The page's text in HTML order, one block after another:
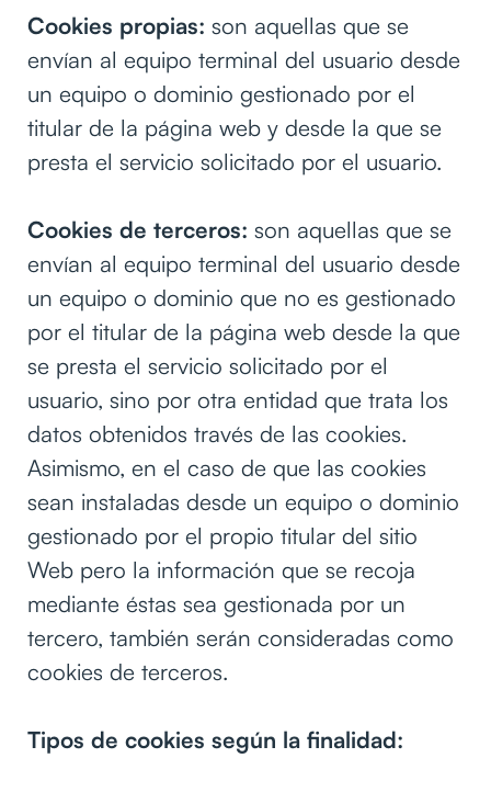
Cookies propias: son aquellas que se
envían al equipo terminal del usuario desde
un equipo o dominio gestionado por el
titular de la página web y desde la que se
presta el servicio solicitado por el usuario.
Cookies de terceros: son aquellas que se
envían al equipo terminal del usuario desde
un equipo o dominio que no es gestionado
por el titular de la página web desde la que
se presta el servicio solicitado por el
usuario, sino por otra entidad que trata los
datos obtenidos través de las cookies.
Asimismo, en el caso de que las cookies
sean instaladas desde un equipo o dominio
gestionado por el propio titular del sitio
Web pero la información que se recoja
mediante éstas sea gestionada por un
tercero, también serán consideradas como
cookies de terceros.
Tipos de cookies según la finalidad: